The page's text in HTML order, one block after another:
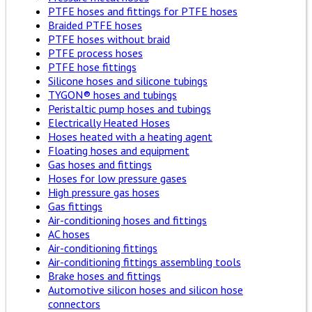
PTFE hoses and fittings for PTFE hoses
Braided PTFE hoses
PTFE hoses without braid
PTFE process hoses
PTFE hose fittings
Silicone hoses and silicone tubings
TYGON® hoses and tubings
Peristaltic pump hoses and tubings
Electrically Heated Hoses
Hoses heated with a heating agent
Floating hoses and equipment
Gas hoses and fittings
Hoses for low pressure gases
High pressure gas hoses
Gas fittings
Air-conditioning hoses and fittings
AC hoses
Air-conditioning fittings
Air-conditioning fittings assembling tools
Brake hoses and fittings
Automotive silicon hoses and silicon hose
connectors